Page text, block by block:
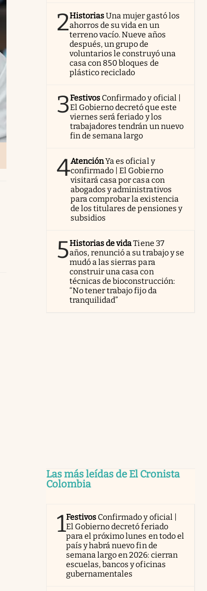
2HistoriasUna mujer gastó los
ahorros de su vida en un
terreno vacío. Nueve años
después, un grupo de
voluntarios le construyó una
casa con 850 bloques de
plástico reciclado
3Festivos Confirmado y oficial |
El Gobierno decretó que este
viernes será feriado y los
trabajadores tendrán un nuevo
fin de semana largo
4AtenciónYa es oficial y
confirmado | El Gobierno
visitará casa por casa con
abogados y administrativos
para comprobar la existencia
de los titulares de pensiones y
subsidios
5Historias de vidaTiene 37
años, renunció a su trabajo y se
mudó a las sierras para
construir una casa con
técnicas de bioconstrucción:
“No tener trabajo fijo da
tranquilidad”
Las más leídas de El Cronista
Colombia
1Festivos Confirmado y oficial |
El Gobierno decretó feriado
para el próximo lunes en todo el
país y habrá nuevo fin de
semana largo en 2026: cierran
escuelas, bancos y oficinas
gubernamentales